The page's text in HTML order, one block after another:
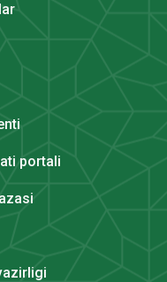
portali